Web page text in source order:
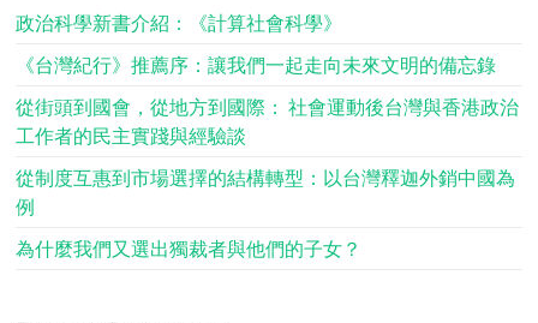
政治科學新書介紹：《計算社會科學》
《台灣紀行》推薦序：讓我們一起走向未來文明的備忘錄
從街頭到國會，從地方到國際： 社會運動後台灣與香港政治
工作者的民主實踐與經驗談
從制度互惠到市場選擇的結構轉型：以台灣釋迦外銷中國為
例
為什麼我們又選出獨裁者與他們的子女？